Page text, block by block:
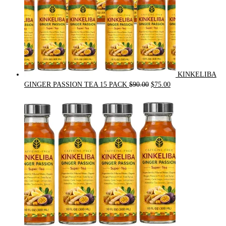
KINKELIBA
GINGER PASSION TEA 15 PACK $90.00 Original
was:
$90.00.
$75.00Current
is:
$75.00.